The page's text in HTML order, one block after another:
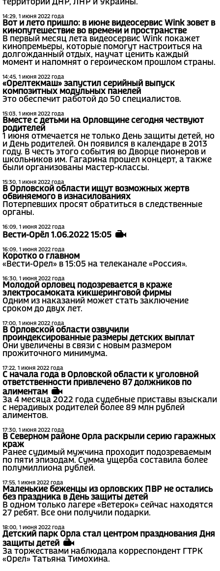
территорий ДНР, ЛНР и Украины.
14:29, 1 июня 2022 года
Вот и лето пришло: в июне видеосервис Wink зовет в
кинопутешествие во времени и пространстве
В первый месяц лета видеосервис Wink покажет
кинопремьеры, которые помогут настроиться на
долгожданный отдых, научат ценить каждый
момент и напомнят о героическом прошлом страны.
14:45, 1 июня 2022 года
«Орелтекмаш» запустил серийный выпуск
композитных модульных панелей
Это обеспечит работой до 50 специалистов.
15:03, 1 июня 2022 года
Вместе с детьми на Орловщине сегодня чествуют
родителей
1 июня отмечается не только День защиты детей, но
и День родителей. Он появился в календаре в 2013
году. В честь этого события во Дворце пионеров и
школьников им. Гагарина прошел концерт, а также
были организованы мастер-классы.
15:30, 1 июня 2022 года
В Орловской области ищут возможных жертв
обвиняемого в изнасилованиях
Потерпевших просят обратиться в следственные
органы.
16:09, 1 июня 2022 года
Вести-Орёл 1.06.2022 15:05
16:09, 1 июня 2022 года
Коротко о главном
«Вести-Орел» в 15:05 на телеканале «Россия».
16:30, 1 июня 2022 года
Молодой орловец подозревается в краже
электросамоката кикшеринговой фирмы
Одним из наказаний может стать заключение
сроком до двух лет.
17:00, 1 июня 2022 года
В Орловской области озвучили
проиндексированные размеры детских выплат
Они увеличены в связи с новым размером
прожиточного минимума.
17:22, 1 июня 2022 года
С начала года в Орловской области к уголовной
ответственности привлечено 87 должников по
алиментам
За 4 месяца 2022 года судебные приставы взыскали
с нерадивых родителей более 89 млн рублей
алиментов.
17:30, 1 июня 2022 года
В Северном районе Орла раскрыли серию гаражных
краж
Ранее судимый мужчина проходит подозреваемым
по пяти эпизодам. Сумма ущерба составила более
полумиллиона рублей.
17:55, 1 июня 2022 года
Маленькие беженцы из орловских ПВР не остались
без праздника в День защиты детей
В одном только лагере «Ветерок» сейчас находятся
27 ребят. Все они получили подарки.
18:00, 1 июня 2022 года
Детский парк Орла стал центром празднования Дня
защиты детей
За торжествами наблюдала корреспондент ГТРК
«Орел» Татьяна Тимохина.